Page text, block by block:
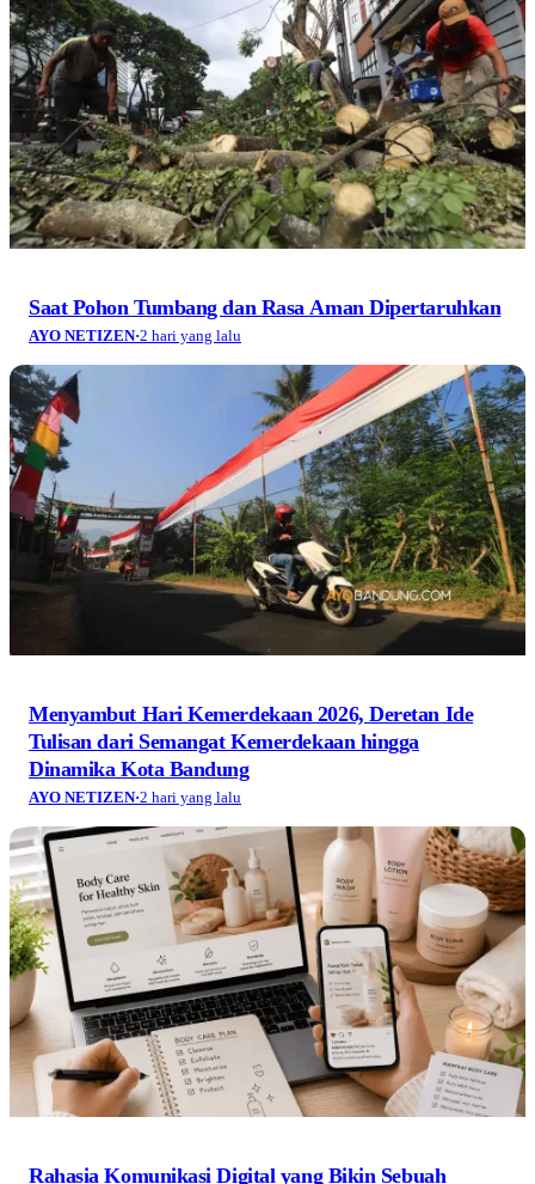
Saat Pohon Tumbang dan Rasa Aman Dipertaruhkan
AYO NETIZEN·2 hari yang lalu
Menyambut Hari Kemerdekaan 2026, Deretan Ide
Tulisan dari Semangat Kemerdekaan hingga
Dinamika Kota Bandung
AYO NETIZEN·2 hari yang lalu
Rahasia Komunikasi Digital yang Bikin Sebuah